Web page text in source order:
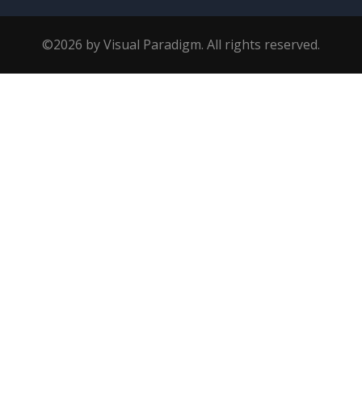
©2026 by Visual Paradigm. All rights reserved.